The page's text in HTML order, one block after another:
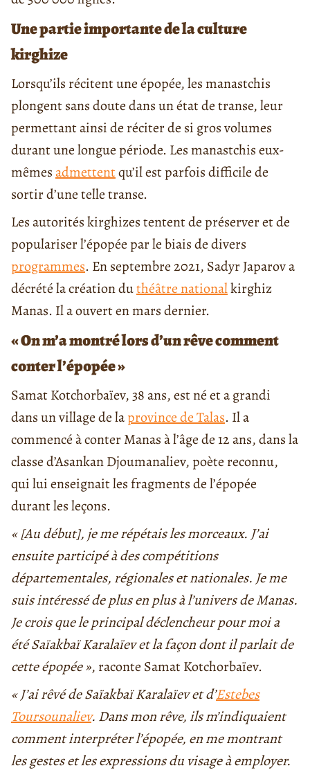
Une partie importante de la culture
kirghize
Lorsqu’ils récitent une épopée, les manastchis
plongent sans doute dans un état de transe, leur
permettant ainsi de réciter de si gros volumes
durant une longue période. Les manastchis eux-
mêmesadmettentqu’il est parfois difficile de
sortir d’une telle transe.
Les autorités kirghizes tentent de préserver et de
populariser l’épopée par le biais de divers
programmes. En septembre 2021, Sadyr Japarov a
décrété la création duthéâtre nationalkirghiz
Manas. Il a ouvert en mars dernier.
« On m’a montré lors d’un rêve comment
conter l’épopée »
Samat Kotchorbaïev, 38 ans, est né et a grandi
dans un village de laprovince de Talas. Il a
commencé à conter Manas à l’âge de 12 ans, dans la
classe d’Asankan Djoumanaliev, poète reconnu,
qui lui enseignait les fragments de l’épopée
durant les leçons.
« [Au début], je me répétais les morceaux. J’ai
ensuite participé à des compétitions
départementales, régionales et nationales. Je me
suis intéressé de plus en plus à l’univers de Manas.
Je crois que le principal déclencheur pour moi a
été Saïakbaï Karalaïev et la façon dont il parlait de
cette épopée », raconte Samat Kotchorbaïev.
« J’ai rêvé de Saïakbaï Karalaïev et d’Estebes
Toursounaliev. Dans mon rêve, ils m’indiquaient
comment interpréter l’épopée, en me montrant
les gestes et les expressions du visage à employer.